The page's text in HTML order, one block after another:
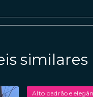
similares
Alto padrão e